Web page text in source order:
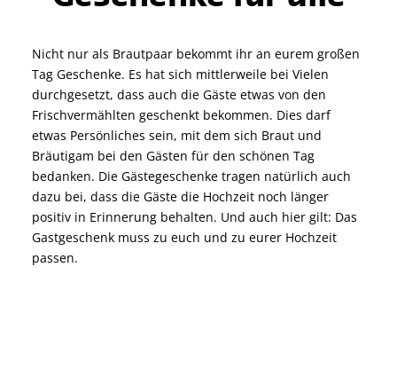
Nicht nur als Brautpaar bekommt ihr an eurem großen
Tag Geschenke. Es hat sich mittlerweile bei Vielen
durchgesetzt, dass auch die Gäste etwas von den
Frischvermählten geschenkt bekommen. Dies darf
etwas Persönliches sein, mit dem sich Braut und
Bräutigam bei den Gästen für den schönen Tag
bedanken. Die Gästegeschenke tragen natürlich auch
dazu bei, dass die Gäste die Hochzeit noch länger
positiv in Erinnerung behalten. Und auch hier gilt: Das
Gastgeschenk muss zu euch und zu eurer Hochzeit
passen.